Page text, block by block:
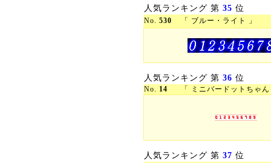
人気ランキング 第 35 位
No. 530 「 ブルー・ライト 」
人気ランキング 第 36 位
No. 14 「 ミニバードットちゃ
人気ランキング 第 37 位